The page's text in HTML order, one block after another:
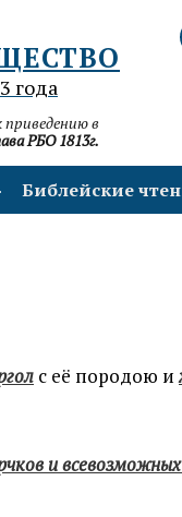
года
в
РБО 1813г.
Библейские
с её породою и
и